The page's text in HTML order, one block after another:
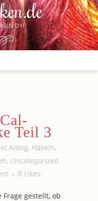
Cal-
Teil 3
Along, Häkeln,
, Uncategorized
0 Likes
gestellt, ob